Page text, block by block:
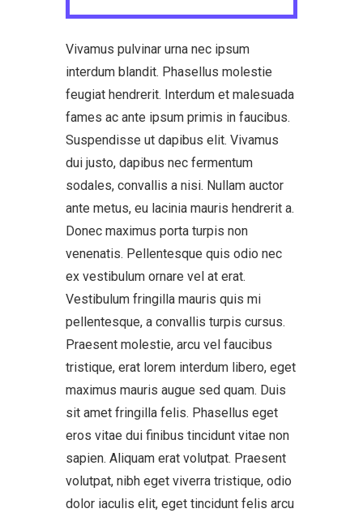
Vivamus pulvinar urna nec ipsum
interdum blandit. Phasellus molestie
feugiat hendrerit. Interdum et malesuada
fames ac ante ipsum primis in faucibus.
Suspendisse ut dapibus elit. Vivamus
dui justo, dapibus nec fermentum
sodales, convallis a nisi. Nullam auctor
ante metus, eu lacinia mauris hendrerit a.
Donec maximus porta turpis non
venenatis. Pellentesque quis odio nec
ex vestibulum ornare vel at erat.
Vestibulum fringilla mauris quis mi
pellentesque, a convallis turpis cursus.
Praesent molestie, arcu vel faucibus
tristique, erat lorem interdum libero, eget
maximus mauris augue sed quam. Duis
sit amet fringilla felis. Phasellus eget
eros vitae dui finibus tincidunt vitae non
sapien. Aliquam erat volutpat. Praesent
volutpat, nibh eget viverra tristique, odio
dolor iaculis elit, eget tincidunt felis arcu